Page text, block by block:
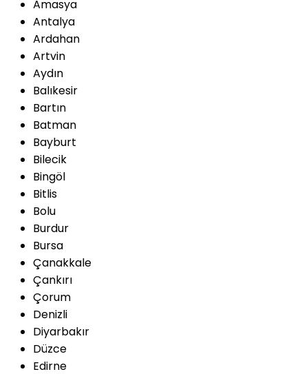
Amasya
Antalya
Ardahan
Artvin
Aydın
Balıkesir
Bartın
Batman
Bayburt
Bilecik
Bingöl
Bitlis
Bolu
Burdur
Bursa
Çanakkale
Çankırı
Çorum
Denizli
Diyarbakır
Düzce
Edirne